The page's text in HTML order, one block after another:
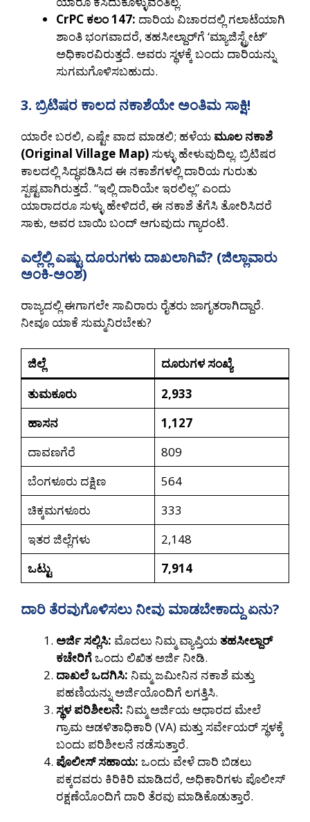
CrPC ಕಲಂ 147: ದಾರಿಯ ವಿಚಾರದಲ್ಲಿ ಗಲಾಟೆಯಾಗಿ
ಶಾಂತಿ ಭಂಗವಾದರೆ, ತಹಸೀಲ್ದಾರ್‌ಗೆ ‘ಮ್ಯಾಜಿಸ್ಟ್ರೇಟ್’
ಅಧಿಕಾರವಿರುತ್ತದೆ. ಅವರು ಸ್ಥಳಕ್ಕೆ ಬಂದು ದಾರಿಯನ್ನು
ಸುಗಮಗೊಳಿಸಬಹುದು.
3. ಬ್ರಿಟಿಷರ ಕಾಲದ ನಕಾಶೆಯೇ ಅಂತಿಮ ಸಾಕ್ಷಿ!
ಯಾರೇ ಬರಲಿ, ಎಷ್ಟೇ ವಾದ ಮಾಡಲಿ; ಹಳೆಯ ಮೂಲ ನಕಾಶೆ
(Original Village Map) ಸುಳ್ಳು ಹೇಳುವುದಿಲ್ಲ. ಬ್ರಿಟಿಷರ
ಕಾಲದಲ್ಲಿ ಸಿದ್ಧಪಡಿಸಿದ ಈ ನಕಾಶೆಗಳಲ್ಲಿ ದಾರಿಯ ಗುರುತು
ಸ್ಪಷ್ಟವಾಗಿರುತ್ತದೆ. “ಇಲ್ಲಿ ದಾರಿಯೇ ಇರಲಿಲ್ಲ” ಎಂದು
ಯಾರಾದರೂ ಸುಳ್ಳು ಹೇಳಿದರೆ, ಈ ನಕಾಶೆ ತೆಗೆಸಿ ತೋರಿಸಿದರೆ
ಸಾಕು, ಅವರ ಬಾಯಿ ಬಂದ್ ಆಗುವುದು ಗ್ಯಾರಂಟಿ.
ಎಲ್ಲೆಲ್ಲಿ ಎಷ್ಟು ದೂರುಗಳು ದಾಖಲಾಗಿವೆ? (ಜಿಲ್ಲಾವಾರು
ಅಂಕಿ-ಅಂಶ)
ರಾಜ್ಯದಲ್ಲಿ ಈಗಾಗಲೇ ಸಾವಿರಾರು ರೈತರು ಜಾಗೃತರಾಗಿದ್ದಾರೆ.
ನೀವೂ ಯಾಕೆ ಸುಮ್ಮನಿರಬೇಕು?
ಜಿಲ್ಲೆ
ದೂರುಗಳ ಸಂಖ್ಯೆ
ತುಮಕೂರು
2,933
ಹಾಸನ
1,127
ದಾವಣಗೆರೆ
809
ಬೆಂಗಳೂರು ದಕ್ಷಿಣ
564
ಚಿಕ್ಕಮಗಳೂರು
333
ಇತರ ಜಿಲ್ಲೆಗಳು
2,148
ಒಟ್ಟು
7,914
ದಾರಿ ತೆರವುಗೊಳಿಸಲು ನೀವು ಮಾಡಬೇಕಾದ್ದು ಏನು?
ಅರ್ಜಿ ಸಲ್ಲಿಸಿ: ಮೊದಲು ನಿಮ್ಮ ವ್ಯಾಪ್ತಿಯತಹಸೀಲ್ದಾರ್
ಕಚೇರಿಗೆಒಂದು ಲಿಖಿತ ಅರ್ಜಿ ನೀಡಿ.
ದಾಖಲೆ ಒದಗಿಸಿ: ನಿಮ್ಮ ಜಮೀನಿನ ನಕಾಶೆ ಮತ್ತು
ಪಹಣಿಯನ್ನು ಅರ್ಜಿಯೊಂದಿಗೆ ಲಗತ್ತಿಸಿ.
ಸ್ಥಳ ಪರಿಶೀಲನೆ: ನಿಮ್ಮ ಅರ್ಜಿಯ ಆಧಾರದ ಮೇಲೆ
ಗ್ರಾಮ ಆಡಳಿತಾಧಿಕಾರಿ (VA) ಮತ್ತು ಸರ್ವೇಯರ್ ಸ್ಥಳಕ್ಕೆ
ಬಂದು ಪರಿಶೀಲನೆ ನಡೆಸುತ್ತಾರೆ.
ಪೊಲೀಸ್ ಸಹಾಯ: ಒಂದು ವೇಳೆ ದಾರಿ ಬಿಡಲು
ಪಕ್ಕದವರು ಕಿರಿಕಿರಿ ಮಾಡಿದರೆ, ಅಧಿಕಾರಿಗಳು ಪೊಲೀಸ್
ರಕ್ಷಣೆಯೊಂದಿಗೆ ದಾರಿ ತೆರವು ಮಾಡಿಕೊಡುತ್ತಾರೆ.